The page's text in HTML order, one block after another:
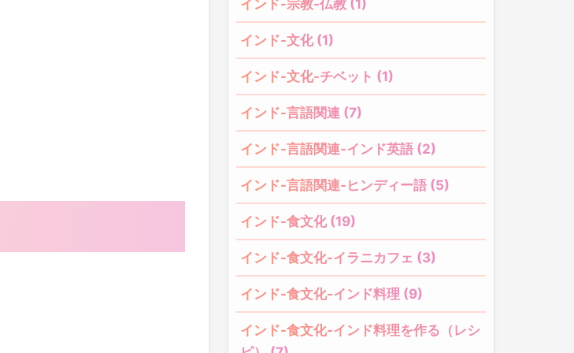
インド-宗教-仏教 (1)
インド-文化 (1)
インド-文化-チベット (1)
インド-言語関連 (7)
インド-言語関連-インド英語 (2)
インド-言語関連-ヒンディー語 (5)
インド-食文化 (19)
インド-食文化-イラニカフェ (3)
インド-食文化-インド料理 (9)
インド-食文化-インド料理を作る（レシ